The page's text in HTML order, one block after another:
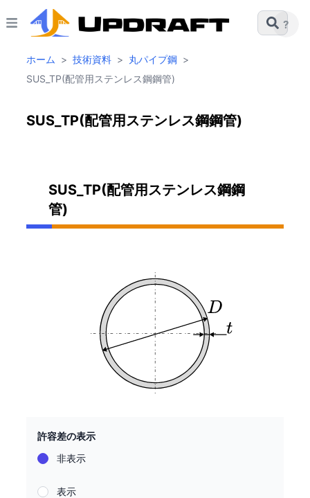
?
ホーム > 技術資料 > 丸パイプ鋼 >
SUS_TP(配管用ステンレス鋼鋼管)
SUS_TP(配管用ステンレス鋼鋼管)
SUS_TP(配管用ステンレス鋼鋼
管)
許容差の表示
非表示
表示